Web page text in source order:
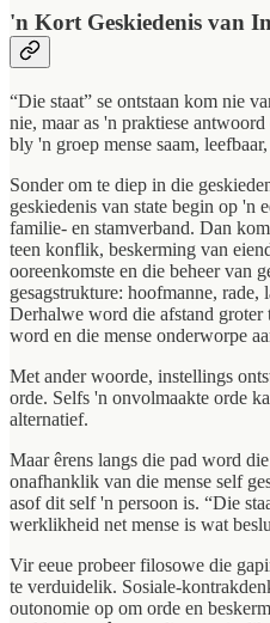
'n Kort Geskiedenis van
“Die staat” se ontstaan kom nie
nie, maar as 'n praktiese
bly 'n groep mense saam,
Sonder om te diep in die
geskiedenis van state begin op 'n
familie- en stamverband. Dan
teen konflik, beskerming van
ooreenkomste en die beheer van
gesagstrukture: hoofmanne, rade,
Derhalwe word die afstand groter
word en die mense onderworpe
Met ander woorde, instellings
orde. Selfs 'n onvolmaakte orde
alternatief.
Maar êrens langs die pad word
onafhanklik van die mense self
asof dit self 'n persoon is. “Die
werklikheid net mense is wat
Vir eeue probeer filosowe die
te verduidelik. Sosiale-
outonomie op om orde en